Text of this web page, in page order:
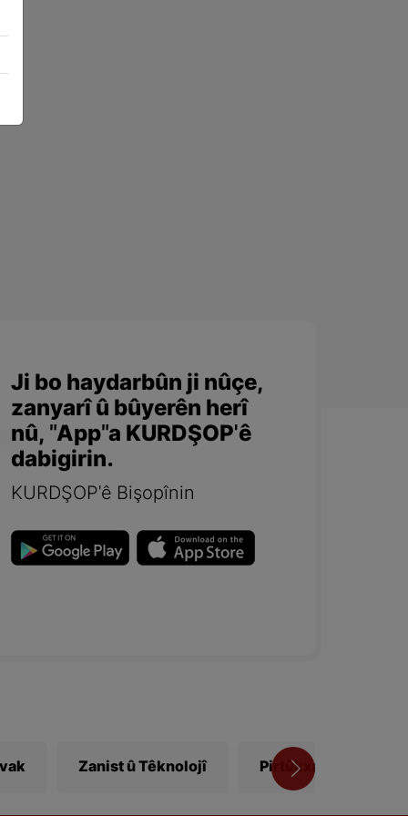
Ji bo haydarbûn ji nûçe,
zanyarî û bûyerên herî
nû, "App"a KURDŞOP'ê
dabigirin.
KURDŞOP'ê Bişopînin
Zanist û Têknolojî Pirtûkxane